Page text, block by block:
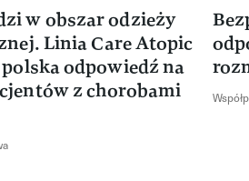
w obszar odzieży
Linia Care Atopic
odpowiedź na
z chorobami